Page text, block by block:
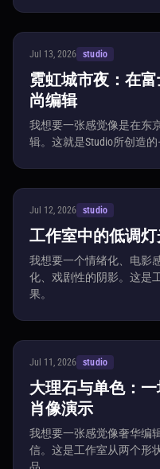
Jul 13, 2026 studio
霓虹城市夜：在富
尚编辑
我想要一张感觉像是在东
辑。这就是Studio所创造
Jul 12, 2026 studio
工作室中的低调
我想要一个情绪化、电影
化、戏剧性的阴影。这是
果。
Jul 11, 2026 studio
大理石与单色：
肖像演示
我想要一张感觉像奢华编
信。这是工作室从两个形